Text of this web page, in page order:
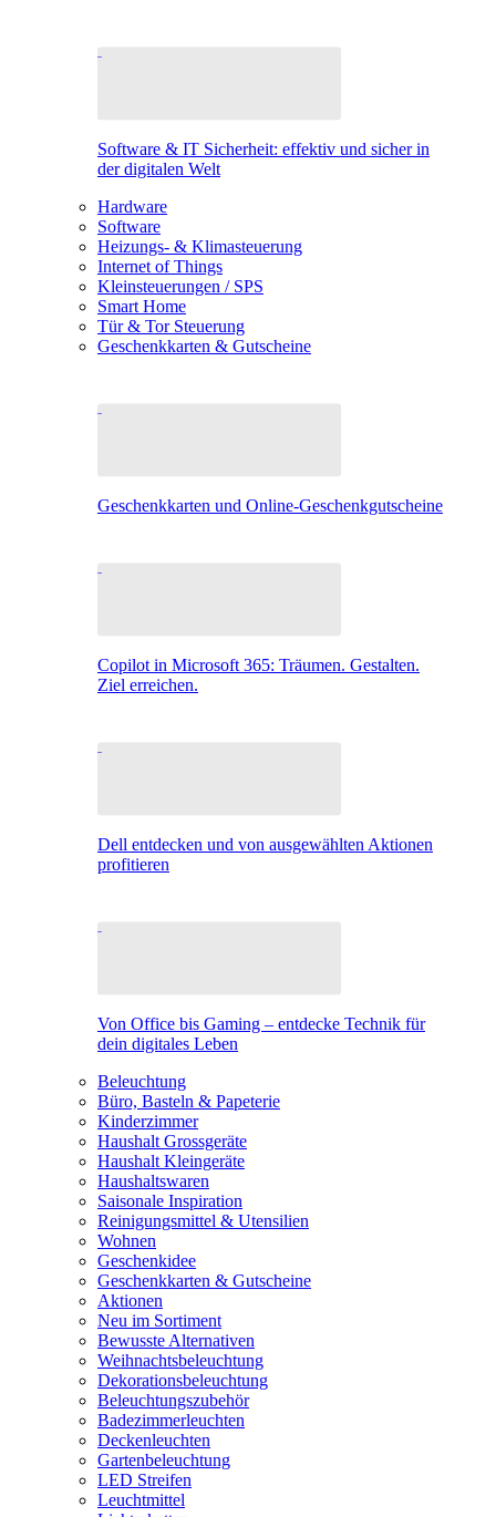
Software & IT Sicherheit: effektiv und sicher in
der digitalen Welt
Hardware
Software
Heizungs- & Klimasteuerung
Internet of Things
Kleinsteuerungen / SPS
Smart Home
Tür & Tor Steuerung
Geschenkkarten & Gutscheine
Geschenkkarten und Online-Geschenkgutscheine
Copilot in Microsoft 365: Träumen. Gestalten.
Ziel erreichen.
Dell entdecken und von ausgewählten Aktionen
profitieren
Von Office bis Gaming – entdecke Technik für
dein digitales Leben
Beleuchtung
Büro, Basteln & Papeterie
Kinderzimmer
Haushalt Grossgeräte
Haushalt Kleingeräte
Haushaltswaren
Saisonale Inspiration
Reinigungsmittel & Utensilien
Wohnen
Geschenkidee
Geschenkkarten & Gutscheine
Aktionen
Neu im Sortiment
Bewusste Alternativen
Weihnachtsbeleuchtung
Dekorationsbeleuchtung
Beleuchtungszubehör
Badezimmerleuchten
Deckenleuchten
Gartenbeleuchtung
LED Streifen
Leuchtmittel